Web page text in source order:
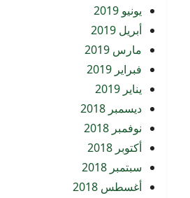
يونيو 2019
أبريل 2019
مارس 2019
فبراير 2019
يناير 2019
ديسمبر 2018
نوفمبر 2018
أكتوبر 2018
سبتمبر 2018
أغسطس 2018